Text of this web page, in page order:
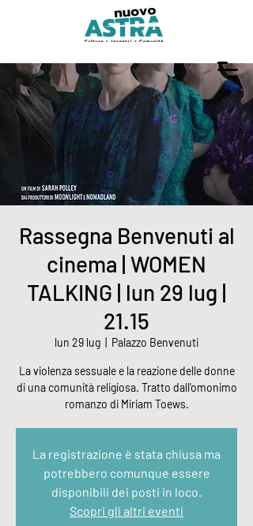
Rassegna Benvenuti al
cinema | WOMEN
TALKING | lun 29 lug |
21.15
lun 29 lug Palazzo Benvenuti
La violenza sessuale e la reazione delle donne
di una comunità religiosa. Tratto dall'omonimo
romanzo di Miriam Toews.
La registrazione è stata chiusa ma
potrebbero comunque essere
disponibili dei posti in loco.
Scopri gli altri eventi